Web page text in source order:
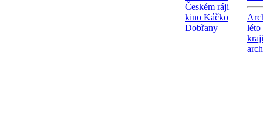
Českém ráji
kino Káčko
Dobřany
léto